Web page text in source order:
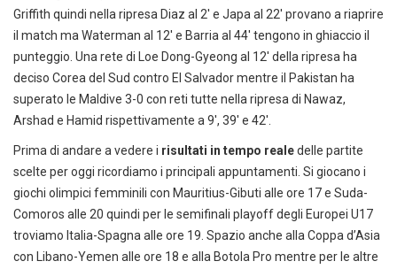
Griffith quindi nella ripresa Diaz al 2′ e Japa al 22′ provano a riaprire
il match ma Waterman al 12′ e Barria al 44′ tengono in ghiaccio il
punteggio. Una rete di Loe Dong-Gyeong al 12′ della ripresa ha
deciso Corea del Sud contro El Salvador mentre il Pakistan ha
superato le Maldive 3-0 con reti tutte nella ripresa di Nawaz,
Arshad e Hamid rispettivamente a 9′, 39′ e 42′.
Prima di andare a vedere i risultati in tempo realedelle partite
scelte per oggi ricordiamo i principali appuntamenti. Si giocano i
giochi olimpici femminili con Mauritius-Gibuti alle ore 17 e Suda-
Comoros alle 20 quindi per le semifinali playoff degli Europei U17
troviamo Italia-Spagna alle ore 19. Spazio anche alla Coppa d’Asia
con Libano-Yemen alle ore 18 e alla Botola Pro mentre per le altre